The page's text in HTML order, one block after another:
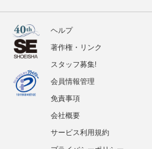
ヘルプ
著作権・リンク
スタッフ募集!
会員情報管理
免責事項
会社概要
サービス利用規約